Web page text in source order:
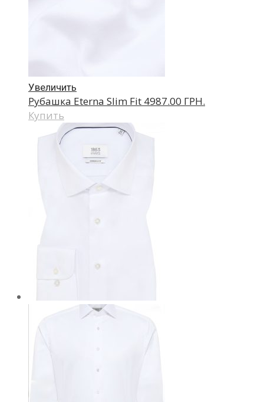
Увеличить
Рубашка Eterna Slim Fit 4987.00 ГРН.
Купить